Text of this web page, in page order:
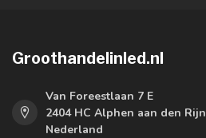
Groothandelinled.nl
Van Foreestlaan 7 E
2404 HC Alphen aan den Rijn
Nederland